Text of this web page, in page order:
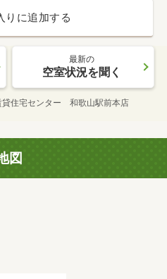
りに追加する
最新の
空室状況を聞く
貸住宅センター 和歌山駅前本店
図